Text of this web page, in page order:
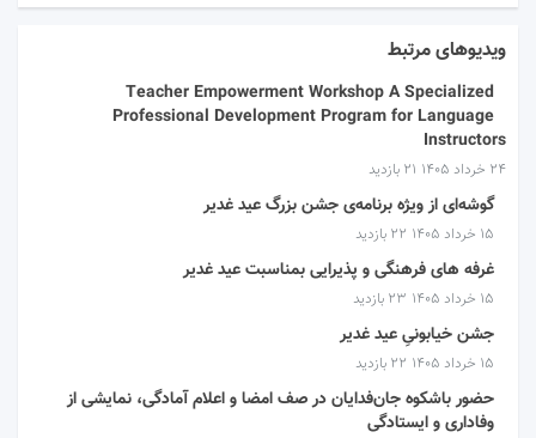
ویدیوهای مرتبط
Teacher Empowerment Workshop A Specialized
Professional Development Program for Language
Instructors
۲۴ خرداد ۱۴۰۵ 21 بازدید
گوشه‌ای از ویژه برنامه‌ی جشن بزرگ عید غدیر
۱۵ خرداد ۱۴۰۵ 22 بازدید
غرفه های فرهنگی و پذیرایی بمناسبت عید غدیر
۱۵ خرداد ۱۴۰۵ 23 بازدید
جشن خیابونیِ عید غدیر
۱۵ خرداد ۱۴۰۵ 22 بازدید
حضور باشکوه جان‌فدایان در صف امضا و اعلام آمادگی، نمایشی از
وفاداری و ایستادگی